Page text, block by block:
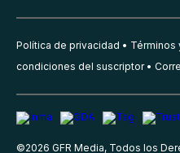
Política de privacidad Términos
condiciones del suscriptor
©2026 GFR Media, Todos los